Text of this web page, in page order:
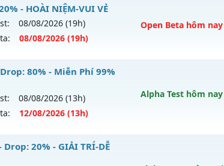
NHẬN ATM 🎁
chủLORENCIAvào 19h ngày 31/07/2626
- HOÀI NIỆM-VUI VẺ
08/08/2026 (19h)
08/08/2026 (19h)
Open Beta hôm nay
chủLORENCIA vào 19h ngày 08/08/2626
80% - Miễn Phí 99%
08/08/2026 (13h)
12/08/2026 (13h)
Alpha Test hôm nay
250k20% - GIẢI TRÍ-DỄ